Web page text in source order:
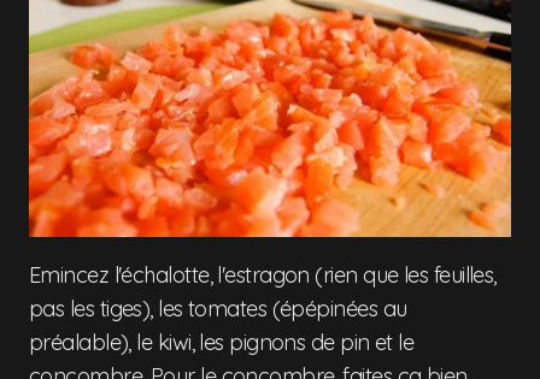
Emincez l'échalotte, l'estragon (rien que les feuilles,
pas les tiges), les tomates (épépinées au
préalable), le kiwi, les pignons de pin et le